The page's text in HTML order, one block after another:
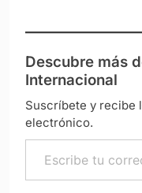
Descubre más
Internacional
Suscríbete y recibe
electrónico.
Escribe tu correo